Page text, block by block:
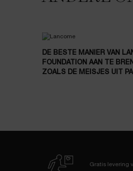
DE BESTE MANIER VAN
FOUNDATION AAN TE
ZOALS DE MEISJES UIT
Gratis levering